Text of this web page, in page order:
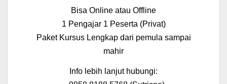
Bisa Online atau Offline
1 Pengajar 1 Peserta (Privat)
Paket Kursus Lengkap dari pemula sampai
mahir
Info lebih lanjut hubungi: